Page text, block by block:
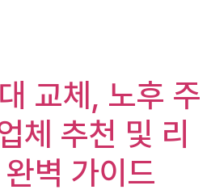
교체, 노후 주
체 추천 및 리
벽 가이드